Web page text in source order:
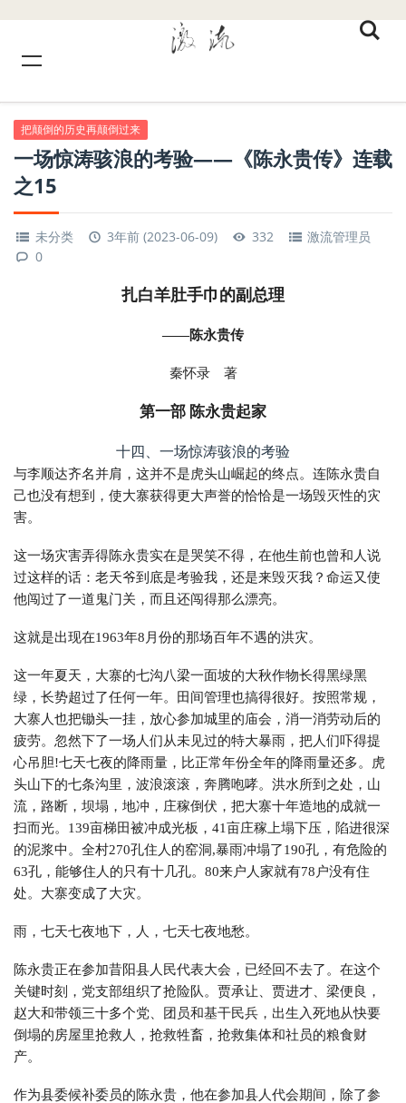
把颠倒的历史再颠倒过来
一场惊涛骇浪的考验——《陈永贵传》连载
之15
未分类 3年前 (2023-06-09) 332
激流管理员
0
扎白羊肚手巾的副总理
——陈永贵传
秦怀录 著
第一部 陈永贵起家
十四、一场惊涛骇浪的考验
与李顺达齐名并肩，这并不是虎头山崛起的终点。连陈永贵自
己也没有想到，使大寨获得更大声誉的恰恰是一场毁灭性的灾
害。
这一场灾害弄得陈永贵实在是哭笑不得，在他生前也曾和人说
过这样的话：老天爷到底是考验我，还是来毁灭我？命运又使
他闯过了一道鬼门关，而且还闯得那么漂亮。
这就是出现在1963年8月份的那场百年不遇的洪灾。
这一年夏天，大寨的七沟八梁一面坡的大秋作物长得黑绿黑
绿，长势超过了任何一年。田间管理也搞得很好。按照常规，
大寨人也把锄头一挂，放心参加城里的庙会，消一消劳动后的
疲劳。忽然下了一场人们从未见过的特大暴雨，把人们吓得提
心吊胆!七天七夜的降雨量，比正常年份全年的降雨量还多。虎
头山下的七条沟里，波浪滚滚，奔腾咆哮。洪水所到之处，山
流，路断，坝塌，地冲，庄稼倒伏，把大寨十年造地的成就一
扫而光。139亩梯田被冲成光板，41亩庄稼上塌下压，陷进很深
的泥浆中。全村270孔住人的窑洞,暴雨冲塌了190孔，有危险的
63孔，能够住人的只有十几孔。80来户人家就有78户没有住
处。大寨变成了大灾。
雨，七天七夜地下，人，七天七夜地愁。
陈永贵正在参加昔阳县人民代表大会，已经回不去了。在这个
关键时刻，党支部组织了抢险队。贾承让、贾进才、梁便良，
赵大和带领三十多个党、团员和基干民兵，出生入死地从快要
倒塌的房屋里抢救人，抢救牲畜，抢救集体和社员的粮食财
产。
作为县委候补委员的陈永贵，他在参加县人代会期间，除了参